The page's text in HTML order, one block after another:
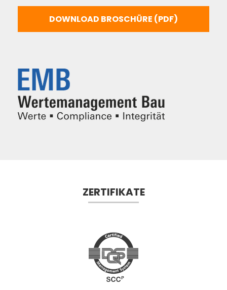
DOWNLOAD BROSCHÜRE (PDF)
ZERTIFIKATE